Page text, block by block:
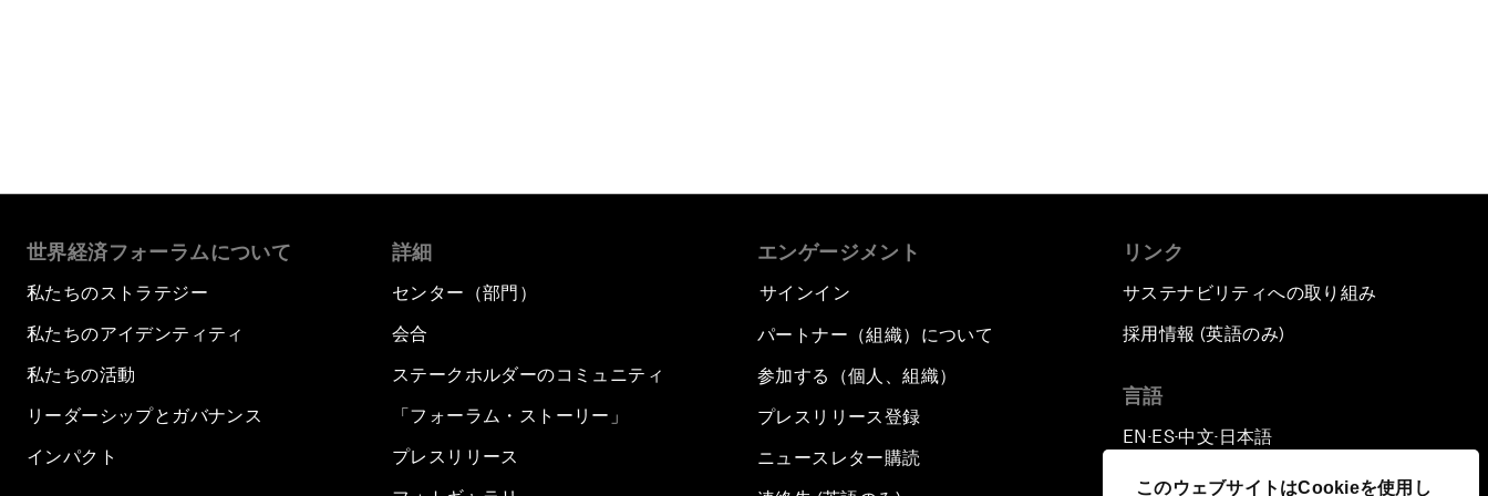
このウェブサイトはCookieを使用し
世界経済フォーラムについて
私たちのストラテジー
私たちのアイデンティティ
私たちの活動
リーダーシップとガバナンス
インパクト
詳細
センター（部門）
会合
ステークホルダーのコミュニティ
「フォーラム・ストーリー」
プレスリリース
エンゲージメント
サインイン
パートナー（組織）について
参加する（個人、組織）
プレスリリース登録
ニュースレター購読
リンク
サステナビリティへの取り組み
採用情報 (英語のみ)
言語
EN ▪ES▪中文▪ 日本語